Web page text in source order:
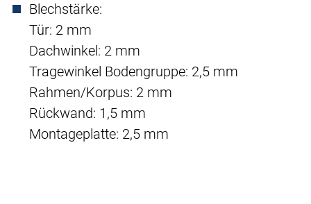
Blechstärke:
Tür: 2 mm
Dachwinkel: 2 mm
Tragewinkel Bodengruppe: 2,5 mm
Rahmen/Korpus: 2 mm
Rückwand: 1,5 mm
Montageplatte: 2,5 mm